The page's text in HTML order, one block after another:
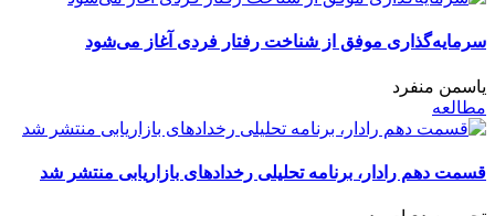
سرمایه‌گذاری موفق از شناخت رفتار فردی آغاز می‌شود
یاسمن منفرد
مطالعه
قسمت دهم رادار، برنامه تحلیلی رخدادهای بازاریابی منتشر شد